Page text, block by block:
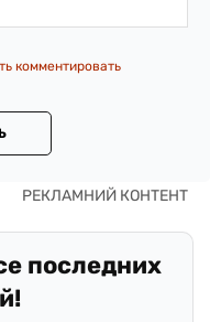
комментировать
последних